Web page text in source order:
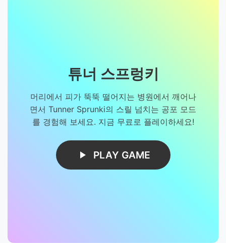
튜너 스프렁키
머리에서 피가 뚝뚝 떨어지는 병원에서 깨어나
면서 Tunner Sprunki의 스릴 넘치는 공포 모드
를 경험해 보세요. 지금 무료로 플레이하세요!
PLAY GAME